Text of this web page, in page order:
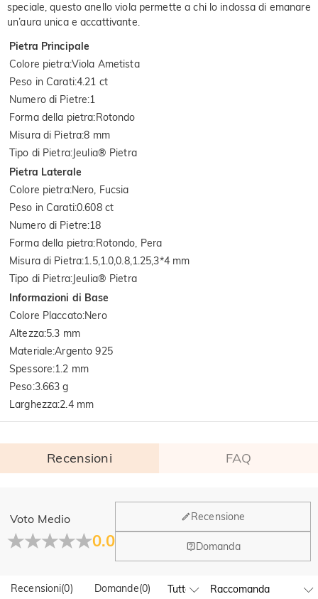
speciale, questo anello viola permette a chi lo indossa di emanare
un’aura unica e accattivante.
Pietra Principale
Colore pietra:Viola Ametista
Peso in Carati:4.21 ct
Numero di Pietre:1
Forma della pietra:Rotondo
Misura di Pietra:8 mm
Tipo di Pietra:Jeulia® Pietra
Pietra Laterale
Colore pietra:Nero, Fucsia
Peso in Carati:0.608 ct
Numero di Pietre:18
Forma della pietra:Rotondo, Pera
Misura di Pietra:1.5,1.0,0.8,1.25,3*4 mm
Tipo di Pietra:Jeulia® Pietra
Informazioni di Base
Colore Placcato:Nero
Altezza:5.3 mm
Materiale:Argento 925
Spessore:1.2 mm
Peso:3.663 g
Larghezza:2.4 mm
Recensioni FAQ
Voto Medio
0.0
Recensione
Domanda
Recensioni(0) Domande(0)
Generale
Dove si trova la tua azienda?
La sede principale è a Los Angeles, in California, mentre il
Kong.
Sì! Attualmente abbiamo un flagship store in Spagna e un